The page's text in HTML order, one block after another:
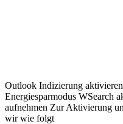
Outlook Indizierung
Energiesparmodus WSearch
aufnehmen Zur Aktivierung
wir wie folgt